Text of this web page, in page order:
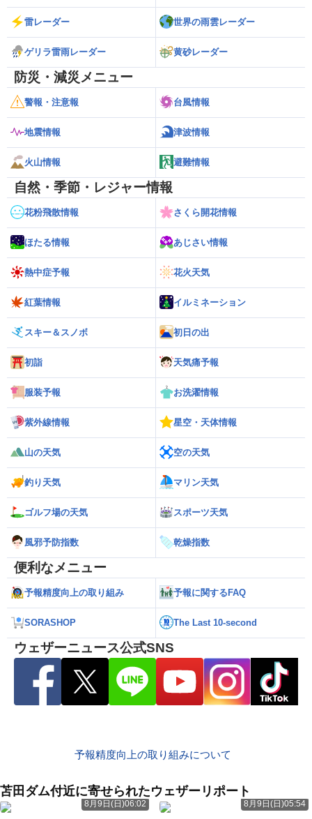
雷レーダー 世界の雨雲レーダー
ゲリラ雷雨レーダー 黄砂レーダー
防災・減災メニュー
警報・注意報 台風情報
地震情報 津波情報
火山情報 避難情報
自然・季節・レジャー情報
花粉飛散情報 さくら開花情報
ほたる情報 あじさい情報
熱中症予報 花火天気
紅葉情報 イルミネーション
スキー＆スノボ 初日の出
初詣 天気痛予報
服装予報 お洗濯情報
紫外線情報 星空・天体情報
山の天気 空の天気
釣り天気 マリン天気
ゴルフ場の天気 スポーツ天気
風邪予防指数 乾燥指数
便利なメニュー
予報精度向上の取り組み 予報に関するFAQ
SORASHOP The Last 10-second
ウェザーニュース公式SNS
予報精度向上の取り組みについて
苫田ダム付近に寄せられたウェザーリポート
8月9日(日)06:02 8月9日(日)05:54